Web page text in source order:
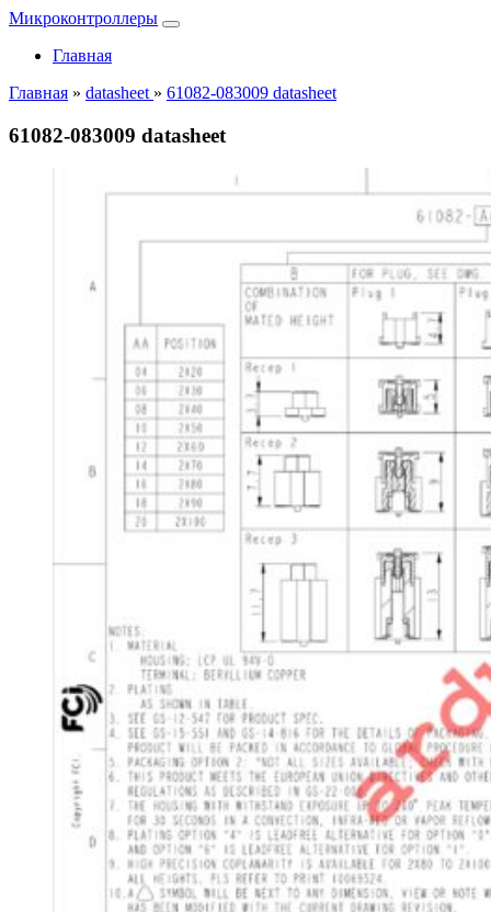
Микроконтроллеры
Главная
Главная » datasheet » 61082-083009 datasheet
61082-083009 datasheet